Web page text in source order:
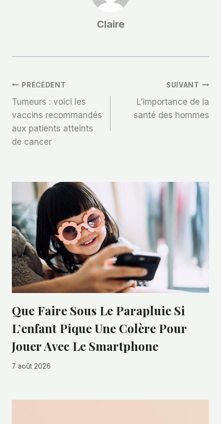
Claire
Navigation
De
L’article
PRÉCÉDENT
Tumeurs : voici les
vaccins recommandés
aux patients atteints
de cancer
SUIVANT
L’importance de la
santé des hommes
Que Faire Sous Le Parapluie Si
L’enfant Pique Une Colère Pour
Jouer Avec Le Smartphone
7 août 2026